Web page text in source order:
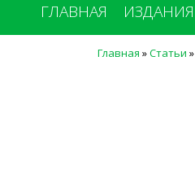
ГЛАВНАЯ ИЗДАНИЯ
Главная »Статьи »